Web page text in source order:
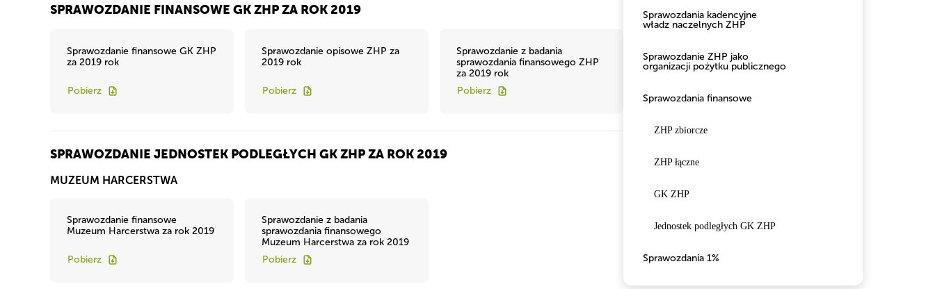
SPRAWOZDANIE FINANSOWE GK ZHP ZA ROK 2019
Sprawozdanie finansowe GK ZHP
za 2019 rok
Pobierz
Sprawozdanie opisowe ZHP za
2019 rok
Pobierz
Sprawozdanie z badania
sprawozdania finansowego ZHP
za 2019 rok
Pobierz
SPRAWOZDANIE JEDNOSTEK PODLEGŁYCH GK ZHP ZA ROK 2019
MUZEUM HARCERSTWA
Sprawozdanie finansowe
Muzeum Harcerstwa za rok 2019
Pobierz
Sprawozdanie z badania
sprawozdania finansowego
Muzeum Harcerstwa za rok 2019
Pobierz
Sprawozdania kadencyjne
władz naczelnych ZHP
Sprawozdanie ZHP jako
organizacji pożytku publicznego
Sprawozdania finansowe
ZHP zbiorcze
ZHP łączne
GK ZHP
Jednostek podległych GK ZHP
Sprawozdania 1%